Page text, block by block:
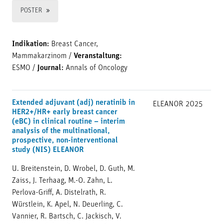
POSTER
Indikation: Breast Cancer,
Mammakarzinom / Veranstaltung:
ESMO / Journal: Annals of Oncology
Extended adjuvant (adj) neratinib in
HER2+/HR+ early breast cancer
(eBC) in clinical routine – interim
analysis of the multinational,
prospective, non-interventional
study (NIS) ELEANOR
U. Breitenstein, D. Wrobel, D. Guth, M.
Zaiss, J. Terhaag, M.-O. Zahn, L.
Perlova-Griff, A. Distelrath, R.
Würstlein, K. Apel, N. Deuerling, C.
Vannier, R. Bartsch, C. Jackisch, V.
ELEANOR 2025